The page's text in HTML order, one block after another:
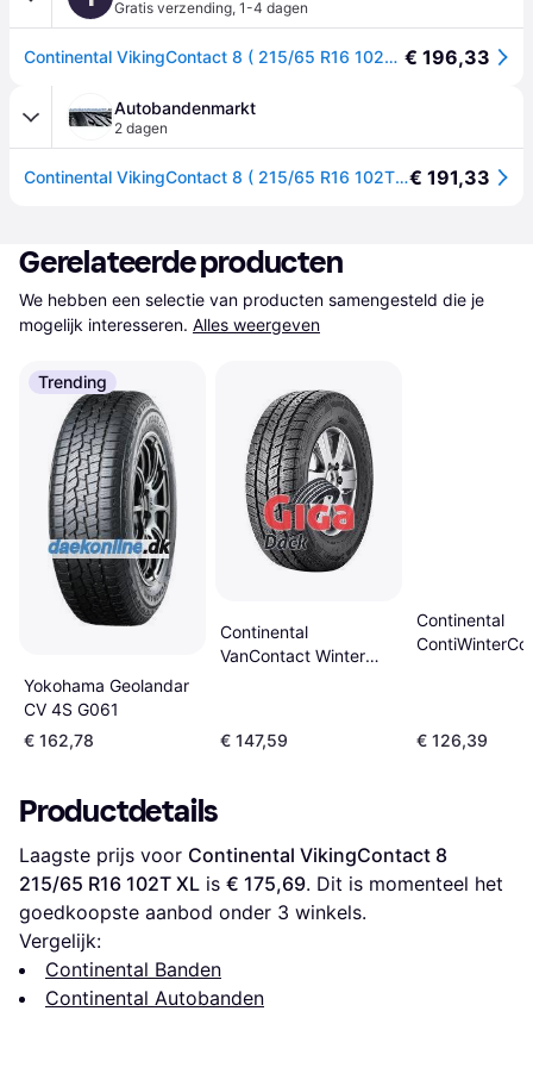
Gratis verzending, 1-4 dagen
Continental VikingContact 8 ( 215/65 R16 102T XL EVc, Nordic compound ) € 196,33
Autobandenmarkt
2 dagen
Continental VikingContact 8 ( 215/65 R16 102T XL EVc, Nordic compound )€ 191,33
Gerelateerde producten
We hebben een selectie van producten samengesteld die je
mogelijk interesseren. Alles weergeven
Trending
Yokohama Geolandar
CV 4S G061
€ 162,78
Continental
VanContact Winter
€ 147,59
Continental
€ 126,39
Productdetails
Laagste prijs voor Continental VikingContact 8
215/65 R16 102T XL is € 175,69. Dit is momenteel het
goedkoopste aanbod onder 3 winkels.
Vergelijk:
Continental Banden
Continental Autobanden